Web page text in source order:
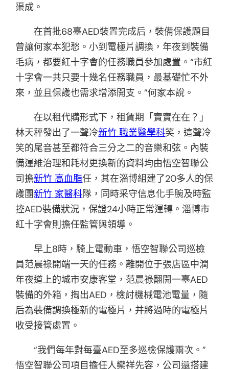
渠成。
在首批68臺AED裝置完成后，裝備保護題目
曾讓何家本犯愁。小到電極片調換，年夜到裝備
毛病，都要紅十字會的任務職員參加處置。“市紅
十字會一共只要十幾名任務職員，最基礎忙不外
來，並且保護也需求增添開支。”何家本說。
在以租代購形式下，租賃期「實實在在？」
林天秤發出了一聲冷新竹 職業醫學科笑，這聲冷
笑的尾音甚至都符合三分之二的音樂和弦。內裝
備運維治理和耗材更換新的資料均由悟空智聯公
司擔新竹 高血脂任，其在淄博組建了20多人的保
護團新竹 家醫科隊，同時采守信息化手腕及時監
控AED裝備狀況，保證24小時正常運轉。淄博市
紅十字會則擔任監管與領導。
早上8時，騎上電動車，悟空智聯公司巡檢
員范晨祿開端一天的任務。離開位于張店區中潤
年夜道上的城市安康客堂，范晨祿翻開一臺AED
裝備的外箱，掏出AED，檢討機械電池電量，隨
后為裝備調換極新的電極片，并將過時的電極片
收受接管處置。
“我們每年對每臺AED至多巡檢保護兩次。”
悟空智聯公司項目擔任人欒祥先容，公司還搭建